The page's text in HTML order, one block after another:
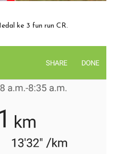
ke 3 fun run CR.